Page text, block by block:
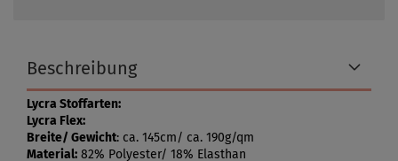
Beschreibung
Lycra Stoffarten:
Lycra Flex:
Breite/ Gewicht: ca. 145cm/ ca. 190g/qm
Material: 82% Polyester/ 18% Elasthan